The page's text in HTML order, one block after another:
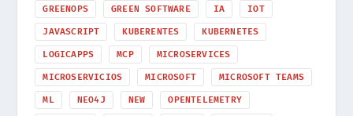
GREENOPS GREEN SOFTWARE IA IOT
JAVASCRIPT KUBERENTES KUBERNETES
LOGICAPPS MCP MICROSERVICES
MICROSERVICIOS MICROSOFT MICROSOFT TEAMS
ML NEO4J NEW OPENTELEMETRY